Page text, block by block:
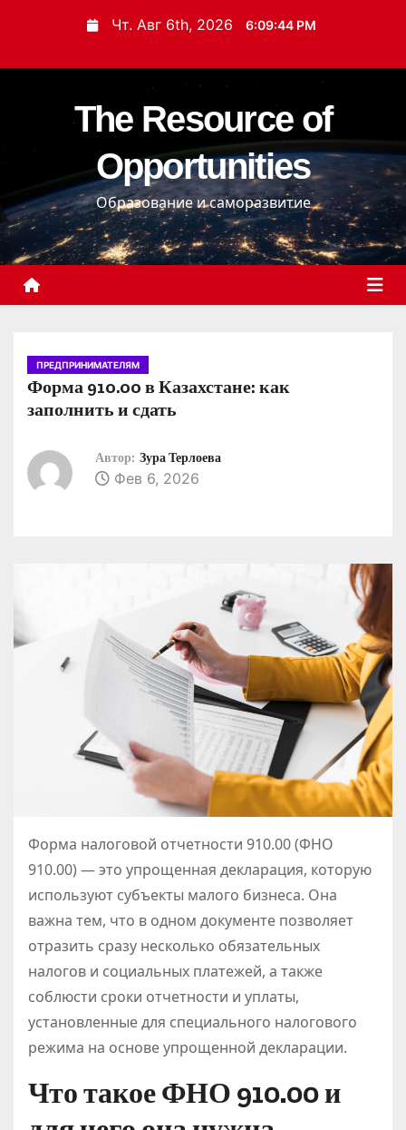
и
с
о
д
Чт. Авг 6th, 2026 6:09:45 PM
The Resource of
Opportunities
Образование и саморазвитие
ПРЕДПРИНИМАТЕЛЯМ
Форма 910.00 в Казахстане: как
заполнить и сдать
Автор: Зура Терлоева
Фев 6, 2026
Форма налоговой отчетности 910.00 (ФНО
910.00) — это упрощенная декларация, которую
используют субъекты малого бизнеса. Она
важна тем, что в одном документе позволяет
отразить сразу несколько обязательных
налогов и социальных платежей, а также
соблюсти сроки отчетности и уплаты,
установленные для специального налогового
режима на основе упрощенной декларации.
Что такое ФНО 910.00 и